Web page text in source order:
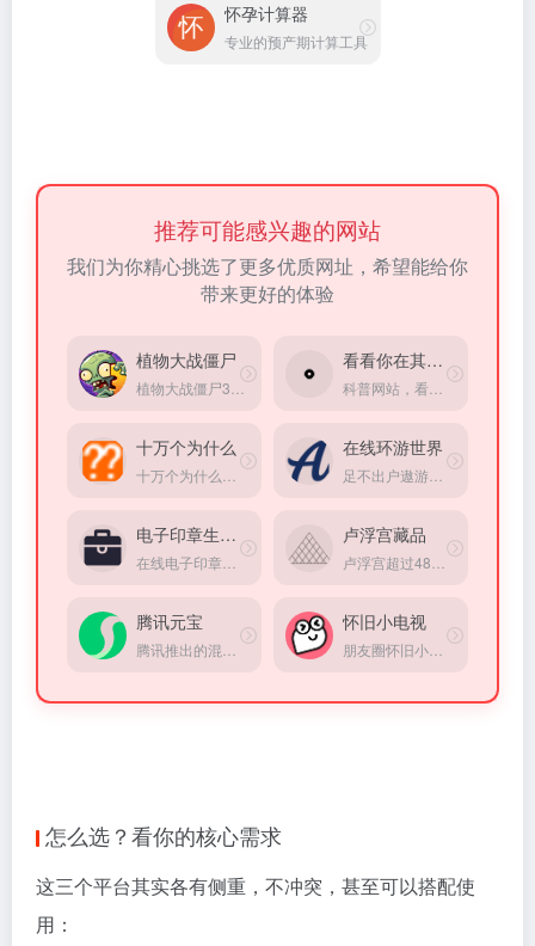
怀孕计算器
专业的预产期计算工具
推荐可能感兴趣的网站
我们为你精心挑选了更多优质网址，希望能给你
带来更好的体验
植物大战僵尸
植物大战僵尸3游戏资讯站点
看看你在其它星球的岁数
十万个为什么 在线环游世界
电子印章生成器 卢浮宫藏品
腾讯元宝 怀旧小电视
怎么选？看你的核心需求
这三个平台其实各有侧重，不冲突，甚至可以搭配使
用：